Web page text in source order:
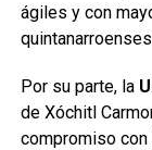
ágiles y con
Por su parte, la
de Xóchitl
compromiso